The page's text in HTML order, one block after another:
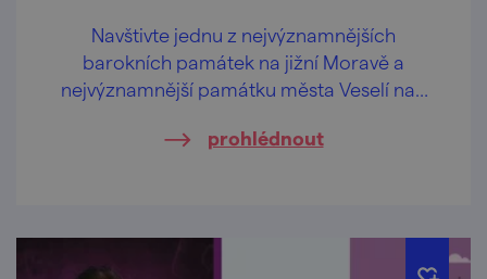
Navštivte jednu z nejvýznamnějších
barokních památek na jižní Moravě a
nejvýznamnější památku města Veselí nad
prohlédnout